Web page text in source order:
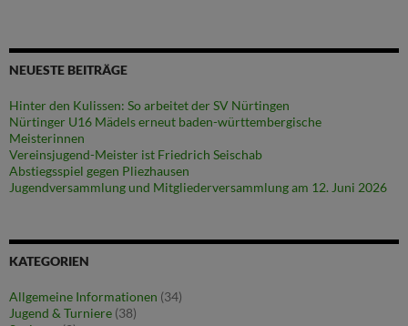
NEUESTE BEITRÄGE
Hinter den Kulissen: So arbeitet der SV Nürtingen
Nürtinger U16 Mädels erneut baden-württembergische
Meisterinnen
Vereinsjugend-Meister ist Friedrich Seischab
Abstiegsspiel gegen Pliezhausen
Jugendversammlung und Mitgliederversammlung am 12. Juni 2026
KATEGORIEN
Allgemeine Informationen (34)
Jugend & Turniere (38)